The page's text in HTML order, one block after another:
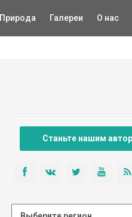
Природа Галереи О нас
Станьте нашим